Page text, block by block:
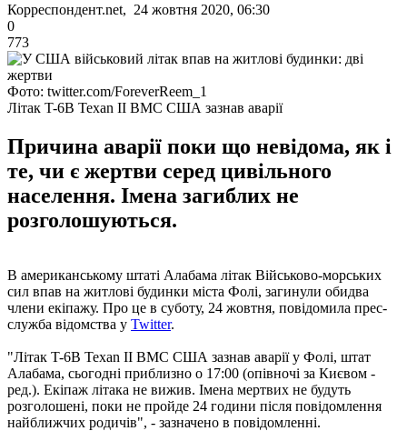
Корреспондент.net, 24 жовтня 2020, 06:30
0
773
Фото: twitter.com/ForeverReem_1
Літак T-6B Texan II ВМС США зазнав аварії
Причина аварії поки що невідома, як і
те, чи є жертви серед цивільного
населення. Імена загиблих не
розголошуються.
В американському штаті Алабама літак Військово-морських
сил впав на житлові будинки міста Фолі, загинули обидва
члени екіпажу. Про це в суботу, 24 жовтня, повідомила прес-
служба відомства у Twitter.
"Літак T-6B Texan II ВМС США зазнав аварії у Фолі, штат
Алабама, сьогодні приблизно о 17:00 (опівночі за Києвом -
ред.). Екіпаж літака не вижив. Імена мертвих не будуть
розголошені, поки не пройде 24 години після повідомлення
найближчих родичів", - зазначено в повідомленні.